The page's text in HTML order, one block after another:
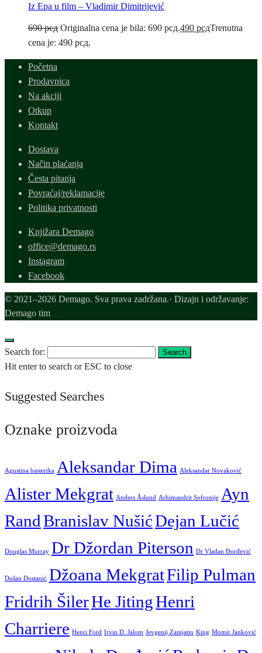
Iz Epa u film – Vladimir Dimitrijević
690рсд Originalna cena je bila: 690 рсд.490 рсдTrenutna
cena je: 490 рсд.
Početna
Prodavnica
Na akciji
Otkup
Kontakt
Dostava
Način plaćanja
Česta pitanja
Povraćaj/reklamacije
Politika privatnosti
Knjižara Demago
office@demago.rs
Instagram
Facebook
© 2021–2026 Demago. Sva prava zadržana.· Dizajn i održavanje:
Demago tim
Search for: Search
Hit enter to search or ESC to close
Suggested Searches
Oznake proizvoda
Agustina basterika Aleksandar Dima Aleksandar Novaković
Alister Mekgrat Anders Åslund Arhimandrit Sofronije Ayn
RandBranislav NušićDejan Lučić
Douglas Murray Dr Džordan Piterson Dr Vladan Đorđević
Dušan Dostanić Džoana MekgratFilip Pulman
Fridrih ŠilerHe JitingHenri
Charriere Henri Ford Irvin D. Jalom Jevgenij Zamjatin King Momir Janković